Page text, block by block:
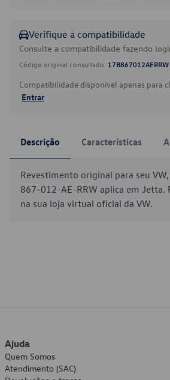
Verifique a compatibilidade
Consulte a compatibilidade fazendo
Código original consultado: 17B867012AERRW
Compatibilidade disponível apenas para
Entrar
Descrição Características
Revestimento original para seu
867-012-AE-RRW aplica em Jetta.
na sua loja virtual oficial da VW.
Ajuda
Quem Somos
Atendimento (SAC)